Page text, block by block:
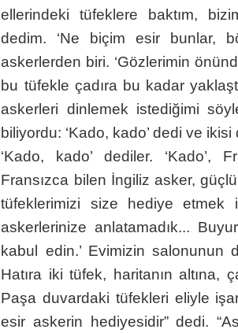
ellerindeki tüfeklere baktım,
dedim. ‘Ne biçim esir bunlar,
askerlerden biri. ‘Gözlerimin
bu tüfekle çadıra bu kadar
askerleri dinlemek istediğimi
biliyordu: ‘Kado, kado’ dedi ve
‘Kado, kado’ dediler. ‘Kado’,
Fransızca bilen İngiliz asker,
tüfeklerimizi size hediye etmek
askerlerinize anlatamadık...
kabul edin.’ Evimizin salonunun
Hatıra iki tüfek, haritanın altına,
Paşa duvardaki tüfekleri eliyle
esir askerin hediyesidir” dedi.